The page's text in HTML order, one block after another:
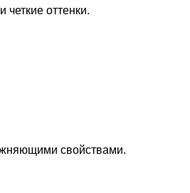
оттенки.
свойствами.